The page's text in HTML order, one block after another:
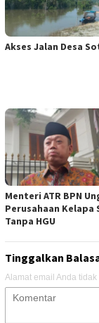
Akses Jalan Desa
Menteri ATR BPN
Perusahaan Kelapa
Tanpa HGU
Tinggalkan
Alamat email Anda